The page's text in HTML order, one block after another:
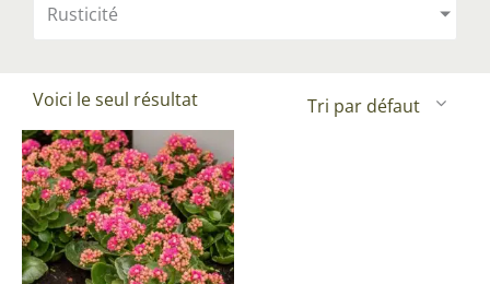
Rusticité
Voici le seul résultat
produit
a
plusieurs
variations.